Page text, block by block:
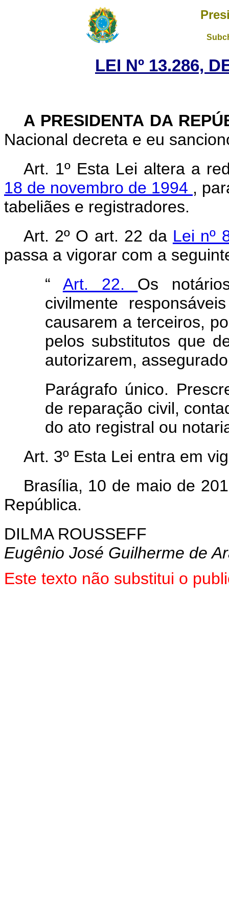
LEI Nº 13.286,
A PRESIDENTA DA
Nacional decreta e eu
Art. 1º Esta Lei altera a
18 de novembro de 1994 ,
tabeliães e registradores.
Art. 2º O art. 22 da Lei nº
passa a vigorar com a
“ Art. 22. Os
civilmente
causarem a terceiros,
pelos substitutos que
autorizarem,
Parágrafo único.
de reparação civil,
do ato registral ou
Art. 3º Esta Lei entra em
Brasília, 10 de maio de
República.
DILMA ROUSSEFF
Eugênio José Guilherme de
Este texto não substitui o